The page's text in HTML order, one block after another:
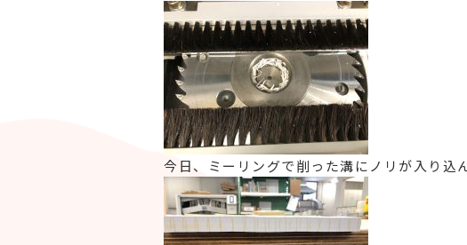
今日、ミーリングで削った溝にノリが入り込